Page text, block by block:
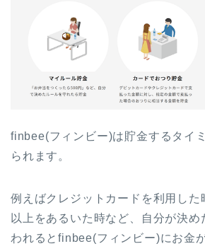
finbee(フィンビー)は貯金するタイ
られます。
例えばクレジットカードを利用した
以上をあるいた時など、自分が決め
われるとfinbee(フィンビー)にお金